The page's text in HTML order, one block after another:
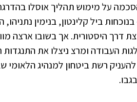
על מימוש תהליך אוסלו
ביל קלינטון, בנימין נתניהו,
דרך היסטורית. אך בשובו ארצה
העבודה ומרצ ניצלו את התנגדות
רשת ביטחון למנהיג